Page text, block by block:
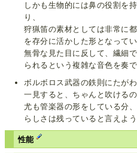
しかも生物的には鼻の役割を
り、
狩猟笛の素材としては非常に
を存分に活かした形となってい
無骨な見た目に反して、繊細
られるという複雑な音色を奏で
ボルボロス武器の鉄則にたが
一見すると、ちゃんと吹ける
尤も管楽器の形をしている分
らしさは残っていると言えよう
性能